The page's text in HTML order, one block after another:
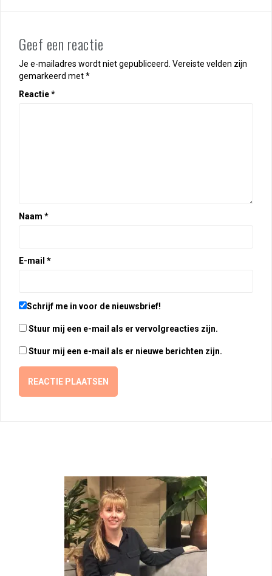
Geef een reactie
Je e-mailadres wordt niet gepubliceerd. Vereiste velden zijn
gemarkeerd met*
Reactie*
Naam *
E-mail *
Schrijf me in voor de nieuwsbrief!
Stuur mij een e-mail als er vervolgreacties zijn.
Stuur mij een e-mail als er nieuwe berichten zijn.